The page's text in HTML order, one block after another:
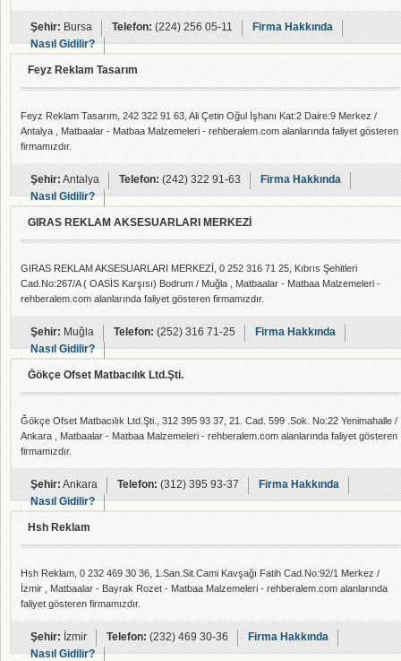
Şehir:Bursa Telefon:(224) 256 05-11
Firma Hakkında
Nasıl Gidilir?
Feyz Reklam Tasarım
Feyz Reklam Tasarım, 242 322 91 63, Ali Çetin Oğul İşhanı Kat:2 Daire:9 Merkez /
Antalya , Matbaalar - Matbaa Malzemeleri - rehberalem.com alanlarında faliyet gösteren
firmamızdır.
Şehir:Antalya Telefon:(242) 322 91-63
Firma Hakkında
Nasıl Gidilir?
GIRAS REKLAM AKSESUARLARI MERKEZİ
GIRAS REKLAM AKSESUARLARI MERKEZİ, 0 252 316 71 25, Kıbrıs Şehitleri
Cad.No:267/A ( OASİS Karşısı) Bodrum / Muğla , Matbaalar - Matbaa Malzemeleri -
rehberalem.com alanlarında faliyet gösteren firmamızdır.
Şehir:Muğla Telefon:(252) 316 71-25
Firma Hakkında
Nasıl Gidilir?
Ğökçe Ofset Matbacılık Ltd.Şti.
Ğökçe Ofset Matbacılık Ltd.Şti., 312 395 93 37, 21. Cad. 599 .Sok. No:22 Yenimahalle /
Ankara , Matbaalar - Matbaa Malzemeleri - rehberalem.com alanlarında faliyet gösteren
firmamızdır.
Şehir:Ankara Telefon:(312) 395 93-37
Firma Hakkında
Nasıl Gidilir?
Hsh Reklam
Hsh Reklam, 0 232 469 30 36, 1.San.Sit.Cami Kavşağı Fatih Cad.No:92/1 Merkez /
İzmir , Matbaalar - Bayrak Rozet - Matbaa Malzemeleri - rehberalem.com alanlarında
faliyet gösteren firmamızdır.
Şehir:İzmir Telefon:(232) 469 30-36
Firma Hakkında
Nasıl Gidilir?